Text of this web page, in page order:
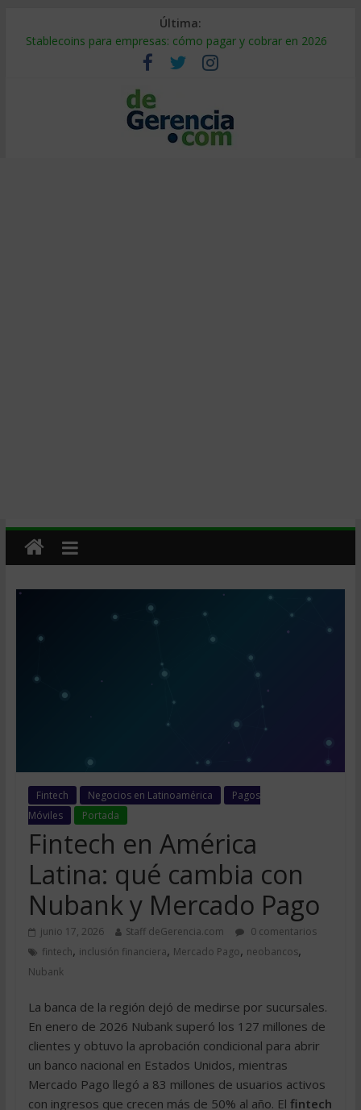
Última:
Stablecoins para empresas: cómo pagar y cobrar en 2026
Despido silencioso: qué es y por qué sale tan caro
IA en selección de personal: cómo auditarla a tiempo
Trabajo forzoso en la cadena de suministro: qué hacer
Mercado hispano de EE. UU.: cómo segmentarlo y venderle
Fintech Negocios en Latinoamérica
Pagos
Móviles
Portada
Fintech en América
Latina: qué cambia con
Nubank y Mercado Pago
junio 17, 2026 Staff deGerencia.com
0 comentarios
fintech, inclusión financiera, Mercado Pago, neobancos,
Nubank
La banca de la región dejó de medirse por sucursales.
En enero de 2026 Nubank superó los 127 millones de
clientes y obtuvo la aprobación condicional para abrir
un banco nacional en Estados Unidos, mientras
Mercado Pago llegó a 83 millones de usuarios activos
con ingresos que crecen más de 50% al año. El fintech